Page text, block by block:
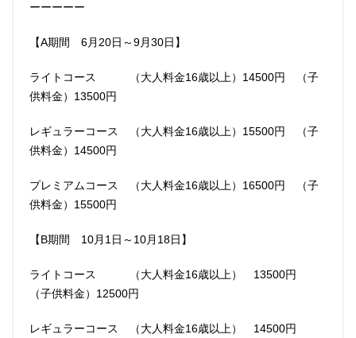
ーーーーー
【A期間 6月20日～9月30日】
ライトコース （大人料金16歳以上）14500円 （子
供料金）13500円
レギュラーコース （大人料金16歳以上）15500円 （子
供料金）14500円
プレミアムコース （大人料金16歳以上）16500円 （子
供料金）15500円
【B期間 10月1日～10月18日】
ライトコース （大人料金16歳以上） 13500円
（子供料金）12500円
レギュラーコース （大人料金16歳以上） 14500円